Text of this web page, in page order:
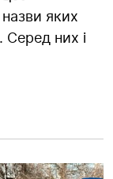
яких
Серед них і